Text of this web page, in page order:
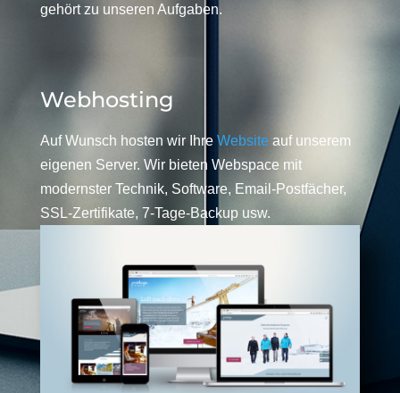
gehört zu unseren Aufgaben.
Webhosting
Auf Wunsch hosten wir Ihre Website auf unserem
eigenen Server. Wir bieten Webspace mit
modernster Technik, Software, Email-Postfächer,
SSL-Zertifikate, 7-Tage-Backup usw.